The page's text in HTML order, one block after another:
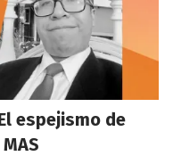
espejismo de